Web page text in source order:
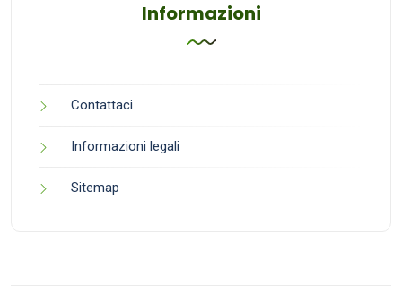
Informazioni
Contattaci
Informazioni legali
Sitemap